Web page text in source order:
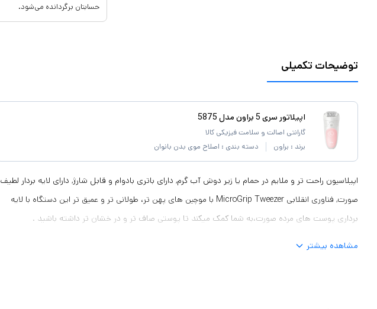
حسابتان برگردانده می‌شود.
توضیحات تکمیلی
اپیلاتور سری 5 براون مدل 5875
گارانتی اصالت و سلامت فیزیکی کالا
برند : براون دسته بندی : اصلاح موی بدن بانوان
اپیلاسیون راحت تر و ملایم در حمام یا زیر دوش آب گرم, دارای باتری بادوام و قابل شارژ, دارای لایه بردار لطیف
صورت, فناوری انقلابی MicroGrip Tweezer با موچین های پهن تر، طولانی تر و عمیق تر این دستگاه با لایه
برداری پوست های مرده صورت،به شما کمک میکند تا پوستی صاف تر و در خشان تر داشته باشید .
مشاهده بیشتر